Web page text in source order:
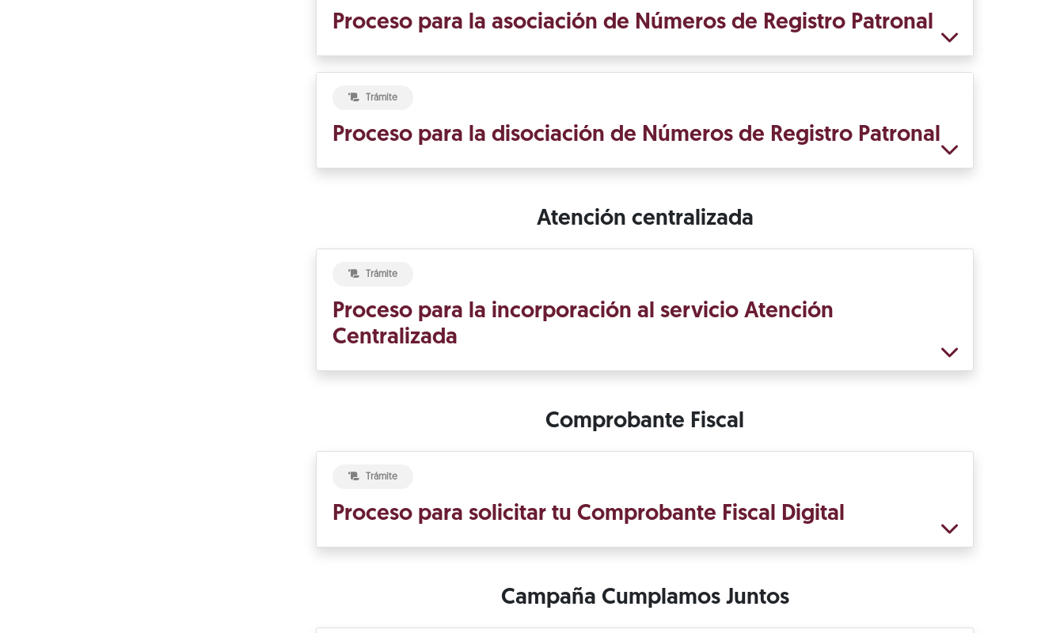
Proceso para la asociación de Números de Registro Patronal
Trámite
Proceso para la disociación de Números de Registro Patronal
Atención centralizada
Trámite
Proceso para la incorporación al servicio Atención
Centralizada
Comprobante Fiscal
Trámite
Proceso para solicitar tu Comprobante Fiscal Digital
Campaña Cumplamos Juntos